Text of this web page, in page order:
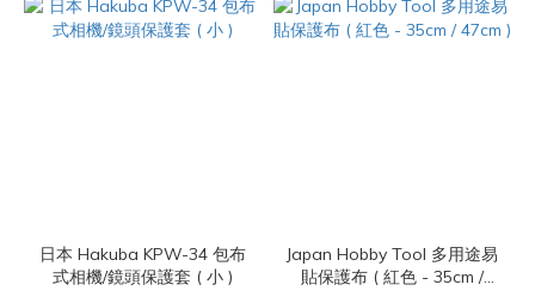
日本 Hakuba KPW-34 包布
式相機/鏡頭保護套 ( 小 )
Japan Hobby Tool 多用途易
貼保護布 ( 紅色 - 35cm /